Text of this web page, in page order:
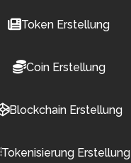
Token Erstellung
Coin Erstellung
Blockchain Erstellung
Tokenisierung Erstellung